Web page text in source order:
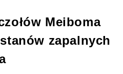
Meiboma
zapalnych